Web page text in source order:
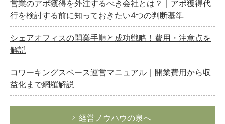
営業のアポ獲得を外注するべき会社とは？｜アポ獲得代
行を検討する前に知っておきたい4つの判断基準
シェアオフィスの開業手順と成功戦略！費用・注意点を
解説
コワーキングスペース運営マニュアル｜開業費用から収
益化まで網羅解説
経営ノウハウの泉へ